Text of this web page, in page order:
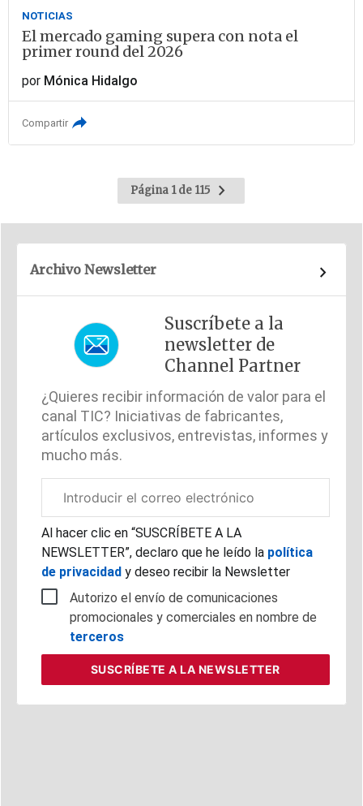
NOTICIAS
El mercado gaming supera con nota el
primer round del 2026
por Mónica Hidalgo
Compartir
Página 1 de 115
Ir
a
Archivo Newsletter
Suscríbete a la
newsletter de
Channel Partner
¿Quieres recibir información de valor para el
canal TIC? Iniciativas de fabricantes,
artículos exclusivos, entrevistas, informes y
mucho más.
electrónico
corporativo
Al hacer clic en “SUSCRÍBETE A LA
NEWSLETTER”, declaro que he leído lapolítica
de privacidad y deseo recibir la Newsletter
Autorizo el envío de comunicaciones
promocionales y comerciales en nombre de
terceros
SUSCRÍBETEA LA NEWSLETTER